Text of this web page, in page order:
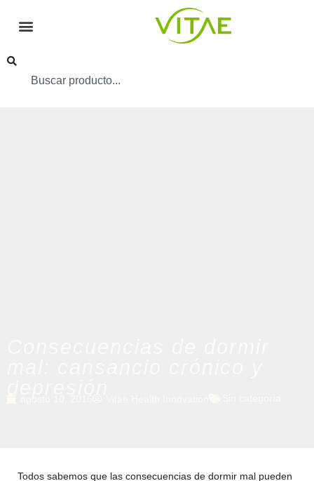
Todos sabemos que las consecuencias de dormir mal pueden